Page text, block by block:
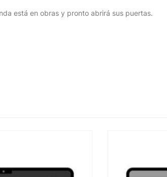
está en obras y pronto abrirá sus puertas.